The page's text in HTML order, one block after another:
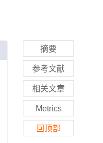
摘要
参考文献
相关文章
Metrics
回顶部